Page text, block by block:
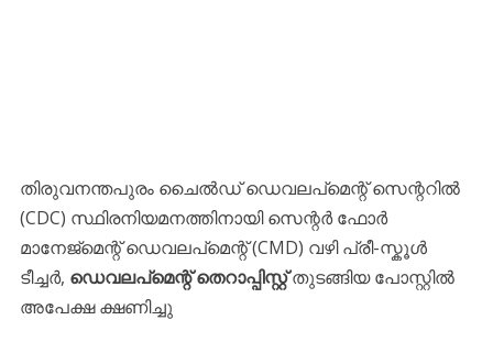
തിരുവനന്തപുരം ചൈൽഡ് ഡെവലപ്‌മെന്റ് സെന്ററിൽ
(CDC) സ്ഥിരനിയമനത്തിനായി സെന്റർ ഫോർ
മാനേജ്‌മെന്റ് ഡെവലപ്‌മെന്റ് (CMD) വഴി പ്രീ-സ്കൂൾ
ടീച്ചർ, ഡെവലപ്‌മെന്റ് തെറാപ്പിസ്റ്റ്തുടങ്ങിയ പോസ്റ്റിൽ
അപേക്ഷ ക്ഷണിച്ചു